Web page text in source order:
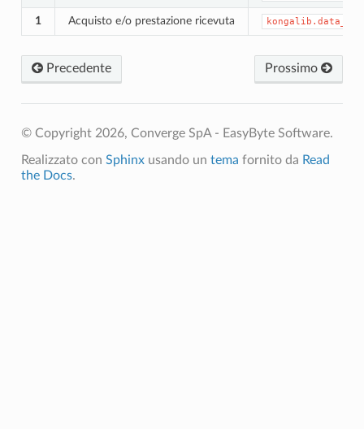
1 Acquisto e/o prestazione ricevuta
Precedente Prossimo
© Copyright 2026, Converge SpA - EasyByte Software.
Realizzato con Sphinxusando un tema fornito da Read
the Docs.